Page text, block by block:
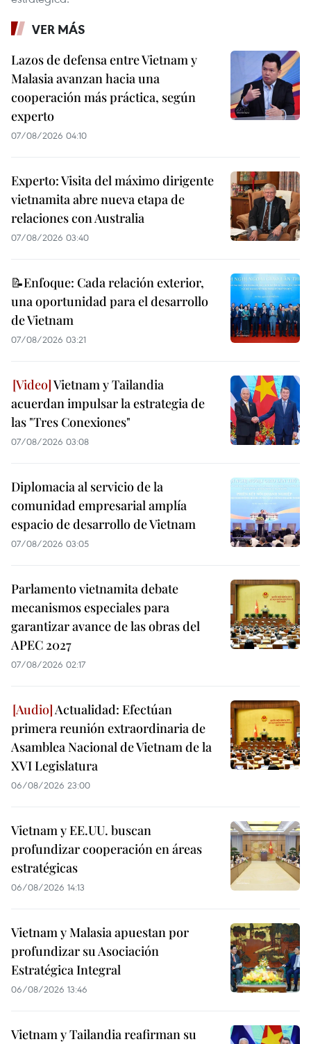
VER MÁS
Lazos de defensa entre Vietnam y
Malasia avanzan hacia una
cooperación más práctica, según
experto
07/08/2026 04:10
Experto: Visita del máximo dirigente
vietnamita abre nueva etapa de
relaciones con Australia
07/08/2026 03:40
📝Enfoque: Cada relación exterior,
una oportunidad para el desarrollo
de Vietnam
07/08/2026 03:21
Vietnam y Tailandia
acuerdan impulsar la estrategia de
las "Tres Conexiones"
07/08/2026 03:08
Diplomacia al servicio de la
comunidad empresarial amplía
espacio de desarrollo de Vietnam
07/08/2026 03:05
Parlamento vietnamita debate
mecanismos especiales para
garantizar avance de las obras del
APEC 2027
07/08/2026 02:17
Actualidad: Efectúan
primera reunión extraordinaria de
Asamblea Nacional de Vietnam de la
XVI Legislatura
06/08/2026 23:00
Vietnam y EE.UU. buscan
profundizar cooperación en áreas
estratégicas
06/08/2026 14:13
Vietnam y Malasia apuestan por
profundizar su Asociación
Estratégica Integral
06/08/2026 13:46
Vietnam y Tailandia reafirman su